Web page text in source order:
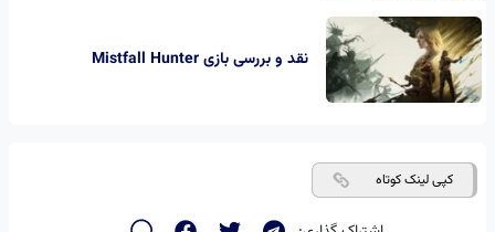
نقد و بررسی بازی Mistfall Hunter
کپی لینک کوتاه